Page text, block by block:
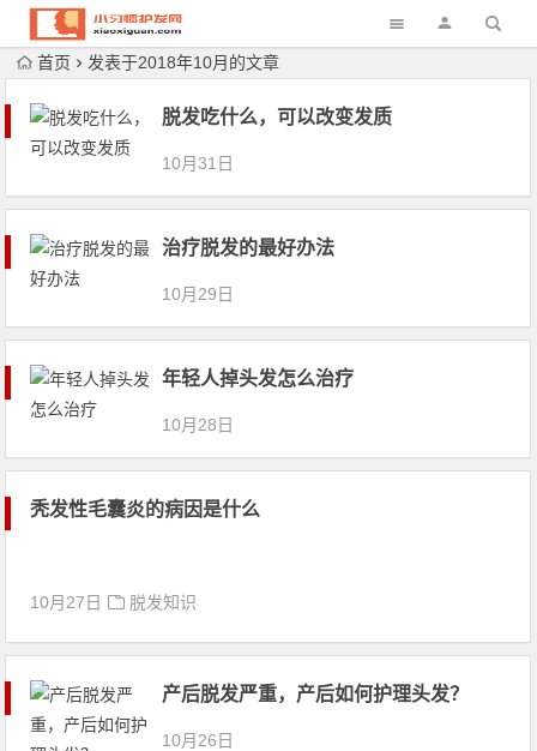
首页 发表于2018年10月的文章
脱发吃什么，可以改变发质
10月31日
治疗脱发的最好办法
10月29日
年轻人掉头发怎么治疗
10月28日
秃发性毛囊炎的病因是什么
10月27日 脱发知识
产后脱发严重，产后如何护理头发？
10月26日